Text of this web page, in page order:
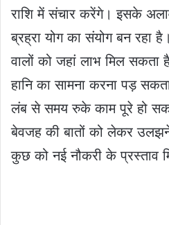
राशि में संचार करेंगे। इसके
ब्रह्रा योग का संयोग बन
वालों को जहां लाभ मिल सकता
हानि का सामना करना पड़
लंब से समय रुके काम पूरे हो
बेवजह की बातों को लेकर
कुछ को नई नौकरी के प्रस्ताव